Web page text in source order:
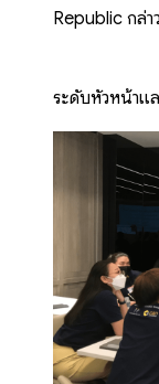
Republic กล่า
ระดับหัวหน้าแ